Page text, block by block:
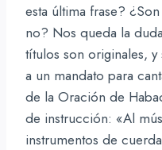
esta última frase?
no? Nos queda la
títulos son originales,
a un mandato para
de la Oración de
de instrucción: «Al
instrumentos de